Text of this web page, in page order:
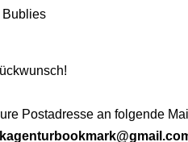
Bublies
Postadresse an folgende